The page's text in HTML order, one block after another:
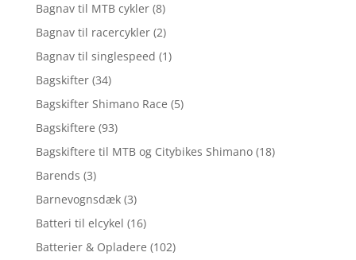
Bagnav til MTB cykler (8)
Bagnav til racercykler (2)
Bagnav til singlespeed (1)
Bagskifter (34)
Bagskifter Shimano Race (5)
Bagskiftere (93)
Bagskiftere til MTB og Citybikes Shimano (18)
Barends (3)
Barnevognsdæk (3)
Batteri til elcykel (16)
Batterier & Opladere (102)